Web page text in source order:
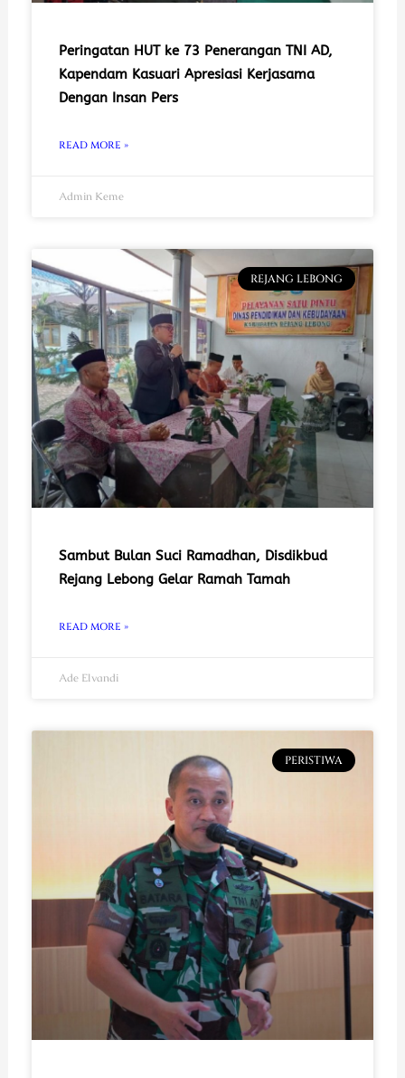
Peringatan HUT ke 73 Penerangan TNI AD,
Kapendam Kasuari Apresiasi Kerjasama
Dengan Insan Pers
READ MORE »
Admin Keme
REJANG LEBONG
Sambut Bulan Suci Ramadhan, Disdikbud
Rejang Lebong Gelar Ramah Tamah
READ MORE »
Ade Elvandi
PERISTIWA